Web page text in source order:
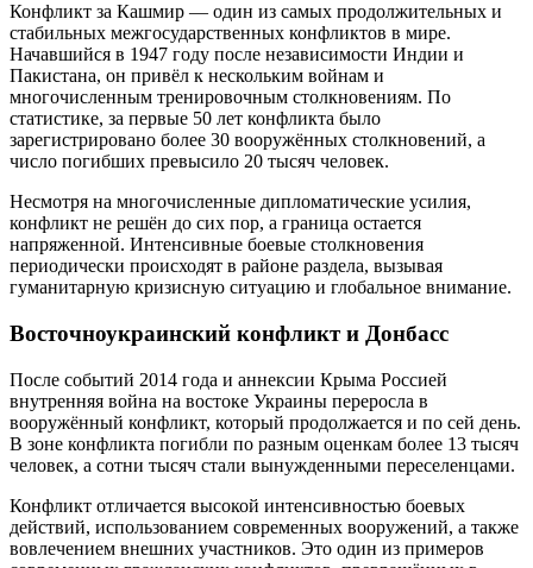
Конфликт за Кашмир — один из самых продолжительных и
стабильных межгосударственных конфликтов в мире.
Начавшийся в 1947 году после независимости Индии и
Пакистана, он привёл к нескольким войнам и
многочисленным тренировочным столкновениям. По
статистике, за первые 50 лет конфликта было
зарегистрировано более 30 вооружённых столкновений, а
число погибших превысило 20 тысяч человек.
Несмотря на многочисленные дипломатические усилия,
конфликт не решён до сих пор, а граница остается
напряженной. Интенсивные боевые столкновения
периодически происходят в районе раздела, вызывая
гуманитарную кризисную ситуацию и глобальное внимание.
Восточноукраинский конфликт и Донбасс
После событий 2014 года и аннексии Крыма Россией
внутренняя война на востоке Украины переросла в
вооружённый конфликт, который продолжается и по сей день.
В зоне конфликта погибли по разным оценкам более 13 тысяч
человек, а сотни тысяч стали вынужденными переселенцами.
Конфликт отличается высокой интенсивностью боевых
действий, использованием современных вооружений, а также
вовлечением внешних участников. Это один из примеров